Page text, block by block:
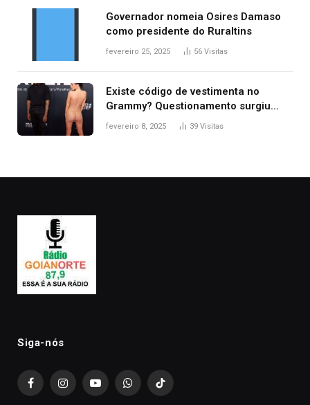
Governador nomeia Osires Damaso
como presidente do Ruraltins
fevereiro 25, 2025 56 Visitas
Existe código de vestimenta no
Grammy? Questionamento surgiu
após Bianca Censori, mulher de
fevereiro 8, 2025 39 Visitas
Siga-nós
FacebookInstagramYouTubeWhatsAppTikTok